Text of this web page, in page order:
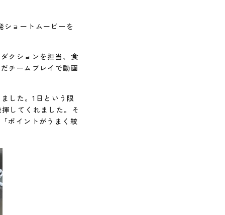
ョートムービーを
クションを担当、食
チームプレイで動画
した。1日という限
してくれました。そ
ポイントがうまく絞